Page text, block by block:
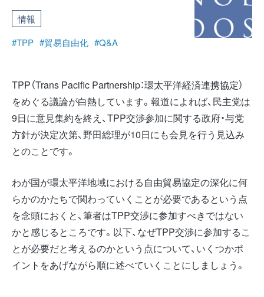
情報
#TPP #貿易自由化 #Q&A
TPP（Trans Pacific Partnership：環太平洋経済連携協定）
をめぐる議論が白熱しています。報道によれば、民主党は
9日に意見集約を終え、TPP交渉参加に関する政府・与党
方針が決定次第、野田総理が10日にも会見を行う見込み
とのことです。
わが国が環太平洋地域における自由貿易協定の深化に何
らかのかたちで関わっていくことが必要であるという点
を念頭におくと、筆者はTPP交渉に参加すべきではない
かと感じるところです。以下、なぜTPP交渉に参加するこ
とが必要だと考えるのかという点について、いくつかポ
イントをあげながら順に述べていくことにしましょう。